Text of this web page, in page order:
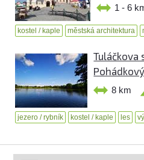
1 - 6
kostel / kaple městská architektura
Tuláčkova
8 km
jezero / rybník kostel / kaple les